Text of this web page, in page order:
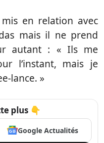
en relation avec
mais il ne prend
autant : « Ils me
l’instant, mais je
lance. »
plus 👇
Google Actualités